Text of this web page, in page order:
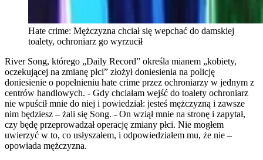
Hate crime: Mężczyzna chciał się wepchać do damskiej
toalety, ochroniarz go wyrzucił
River Song, którego „Daily Record” określa mianem „kobiety,
oczekującej na zmianę płci” złożył doniesienia na policję
doniesienie o popełnieniu hate crime przez ochroniarzy w jednym z
centrów handlowych. - Gdy chciałam wejść do toalety ochroniarz
nie wpuścił mnie do niej i powiedział: jesteś mężczyzną i zawsze
nim będziesz – żali się Song. - On wziął mnie na stronę i zapytał,
czy będę przeprowadzał operację zmiany płci. Nie mogłem
uwierzyć w to, co usłyszałem, i odpowiedziałem mu, że nie –
opowiada mężczyzna.